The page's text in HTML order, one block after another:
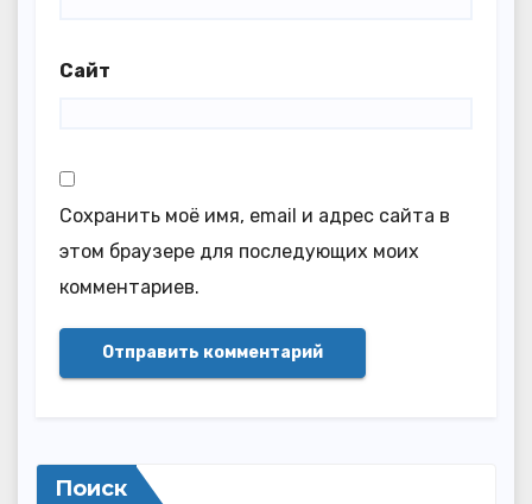
Сайт
Сохранить моё имя, email и адрес сайта в
этом браузере для последующих моих
комментариев.
Поиск